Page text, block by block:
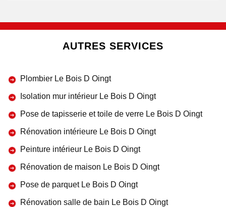
AUTRES SERVICES
Plombier Le Bois D Oingt
Isolation mur intérieur Le Bois D Oingt
Pose de tapisserie et toile de verre Le Bois D Oingt
Rénovation intérieure Le Bois D Oingt
Peinture intérieur Le Bois D Oingt
Rénovation de maison Le Bois D Oingt
Pose de parquet Le Bois D Oingt
Rénovation salle de bain Le Bois D Oingt